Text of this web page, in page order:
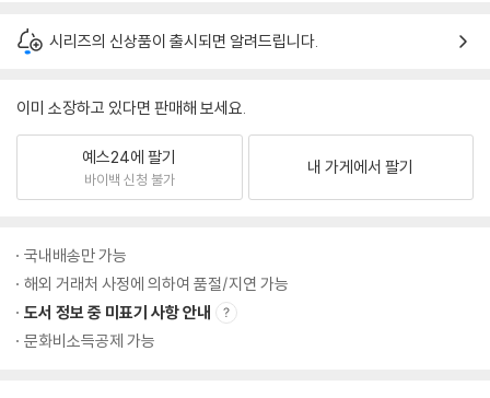
시리즈의 신상품이 출시되면 알려드립니다.
이미 소장하고 있다면 판매해 보세요.
예스24에 팔기
바이백 신청 불가
내 가게에서 팔기
국내배송만 가능
해외 거래처 사정에 의하여 품절/지연 가능
도서 정보 중 미표기 사항 안내
문화비소득공제 가능